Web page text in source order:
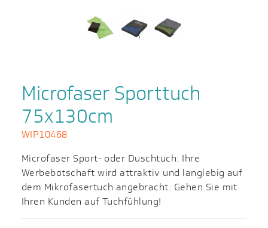
Microfaser Sporttuch
75x130cm
WIP10468
Microfaser Sport- oder Duschtuch: Ihre
Werbebotschaft wird attraktiv und langlebig auf
dem Mikrofasertuch angebracht. Gehen Sie mit
Ihren Kunden auf Tuchfühlung!